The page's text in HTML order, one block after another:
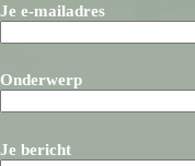
Je e-mailadres
Onderwerp
Je bericht